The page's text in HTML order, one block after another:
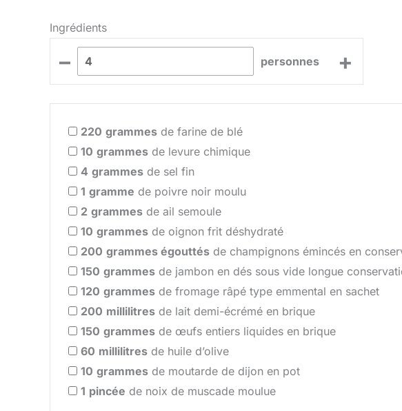
Ingrédients
– personnes +
220 grammes de farine de blé
10 grammes de levure chimique
4 grammes de sel fin
1 gramme de poivre noir moulu
2 grammes de ail semoule
10 grammes de oignon frit déshydraté
200 grammes égouttés de champignons émincés en
150 grammes de jambon en dés sous vide longue
120 grammes de fromage râpé type emmental en sachet
200 millilitres de lait demi-écrémé en brique
150 grammes de œufs entiers liquides en brique
60 millilitres de huile d’olive
10 grammes de moutarde de dijon en pot
1 pincée de noix de muscade moulue